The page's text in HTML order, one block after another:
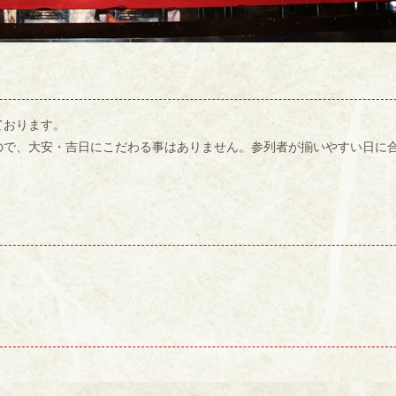
ります。
、大安・吉日にこだわる事はありません。参列者が揃いやすい日に